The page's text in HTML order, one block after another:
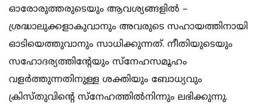
ഓരോരുത്തരുടെയും ആവശ്യങ്ങളില്‍ –
ശ്രദ്ധാലുക്കളാകുവാനും അവരുടെ സഹായത്തിനായി
ഓടിയെത്തുവാനും സാധിക്കുന്നത്. നീതിയുടെയും
സഹോദര്യത്തിന്‍റേയും സ്നേഹസമൂഹം
വളര്‍ത്തുന്നതിനുള്ള ശക്തിയും ബോധ്യവും
ക്രിസ്തുവിന്‍റെ സ്നേഹത്തില്‍നിന്നും ലഭിക്കുന്നു.